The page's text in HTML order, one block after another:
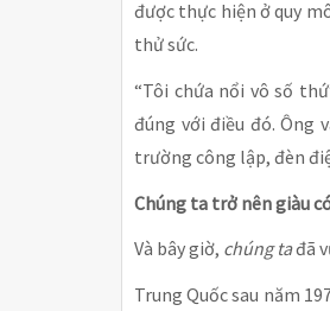
được thực hiện ở quy
thử sức.
“Tôi chứa nổi vô số
đúng với điều đó. Ông
trường công lập, đèn
Chúng ta trở nên giàu
Và bây giờ, chúng tađã
Trung Quốc sau năm